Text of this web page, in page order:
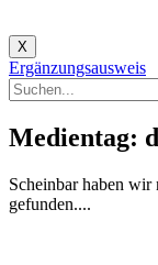
X
Ergänzungsausweis
Medientag:
Scheinbar haben wir
gefunden....